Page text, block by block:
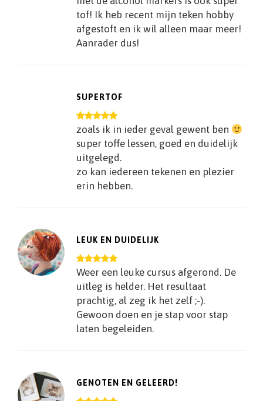
tof! Ik heb recent mijn teken hobby
afgestoft en ik wil alleen maar meer!
Aanrader dus!
SUPERTOF
zoals ik in ieder geval gewent ben
super toffe lessen, goed en duidelijk
uitgelegd.
zo kan iedereen tekenen en plezier
erin hebben.
LEUK EN DUIDELIJK
Weer een leuke cursus afgerond. De
uitleg is helder. Het resultaat
prachtig, al zeg ik het zelf ;-).
Gewoon doen en je stap voor stap
laten begeleiden.
GENOTEN EN GELEERD!